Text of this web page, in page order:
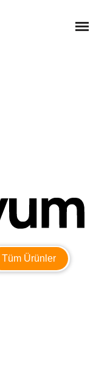
Tüm Ürünler